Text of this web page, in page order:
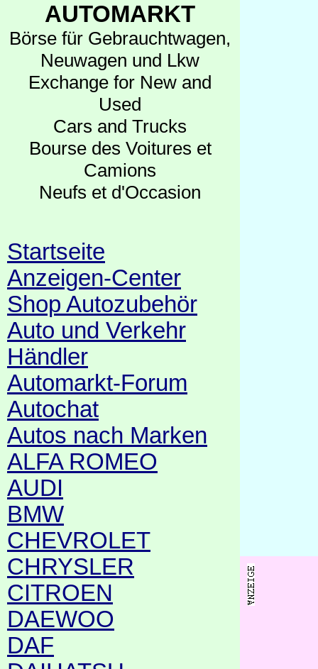
AUTOMARKT
Börse für Gebrauchtwagen,
Neuwagen und Lkw
Exchange for New and
Used
Cars and Trucks
Bourse des Voitures et
Camions
Neufs et d'Occasion
Startseite
Anzeigen-Center
Shop Autozubehör
Auto und Verkehr
Händler
Automarkt-Forum
Autochat
Autos nach Marken
ALFA ROMEO
AUDI
BMW
CHEVROLET
CHRYSLER
CITROEN
DAEWOO
DAF